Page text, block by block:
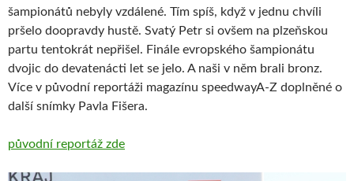
šampionátů nebyly vzdálené. Tím spíš, když v jednu chvíli
pršelo doopravdy hustě. Svatý Petr si ovšem na plzeňskou
partu tentokrát nepřišel. Finále evropského šampionátu
dvojic do devatenácti let se jelo. A naši v něm brali bronz.
Více v původní reportáži magazínu speedwayA-Z doplněné o
další snímky Pavla Fišera.
původní reportáž zde